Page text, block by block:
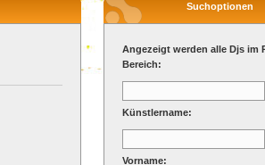
Suchoptionen
Angezeigt werden alle Djs im
Bereich:
Künstlername:
Vorname: